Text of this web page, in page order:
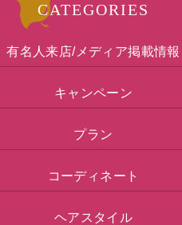
CATEGORIES
有名人来店/メディア掲載情報
キャンペーン
プラン
コーディネート
ヘアスタイル